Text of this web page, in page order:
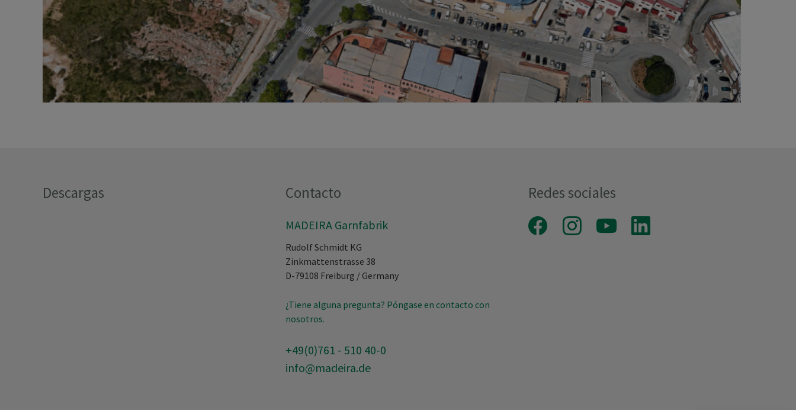
Descargas Contacto
MADEIRA Garnfabrik
Rudolf Schmidt KG
Zinkmattenstrasse 38
D-79108 Freiburg / Germany
¿Tiene alguna pregunta? Póngase en contacto con
nosotros.
+49(0)761 - 510 40-0
info@madeira.de
Redes sociales
Facebook Instagram Youtube